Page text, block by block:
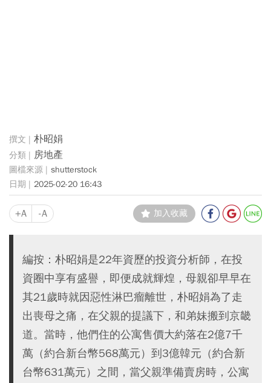
朴昭娟
房地產
shutterstock
2025-02-20 16:43
+A -A 加入收藏
編按：朴昭娟是22年資歷的投資分析師，在投
資圈中享有盛譽，即便成就輝煌，母親卻早早在
其21歲時就因惡性淋巴瘤離世，朴昭娟為了走
出喪母之痛，在父親的提議下，和弟妹搬到京畿
道。當時，他們住的公寓售價大約落在2億7千
萬（約合新台幣568萬元）到3億韓元（約合新
台幣631萬元）之間，當父親準備賣房時，公寓